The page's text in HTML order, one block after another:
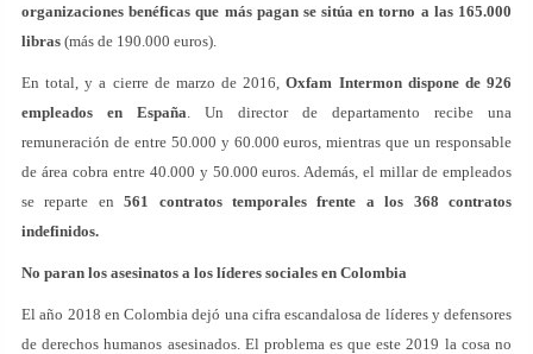
organizaciones benéficas que más pagan se sitúa en torno a las 165.000
libras (más de 190.000 euros).
En total, y a cierre de marzo de 2016,Oxfam Intermon dispone de 926
empleados en España . Un director de departamento recibe una
remuneración de entre 50.000 y 60.000 euros, mientras que un responsable
de área cobra entre 40.000 y 50.000 euros. Además, el millar de empleados
se reparte en561 contratos temporales frente a los 368 contratos
indefinidos.
No paran los asesinatos a los líderes sociales en Colombia
El año 2018 en Colombia dejó una cifra escandalosa de líderes y defensores
de derechos humanos asesinados. El problema es que este 2019 la cosa no